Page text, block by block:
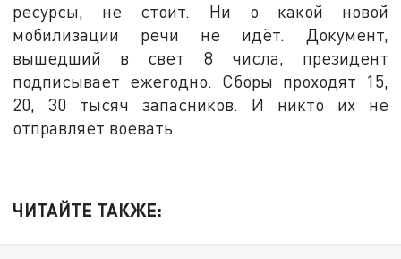
ресурсы, не стоит. Ни о какой новой
мобилизации речи не идёт. Документ,
вышедший в свет 8 числа, президент
подписывает ежегодно. Сборы проходят 15,
20, 30 тысяч запасников. И никто их не
отправляет воевать.
ЧИТАЙТЕ ТАКЖЕ: